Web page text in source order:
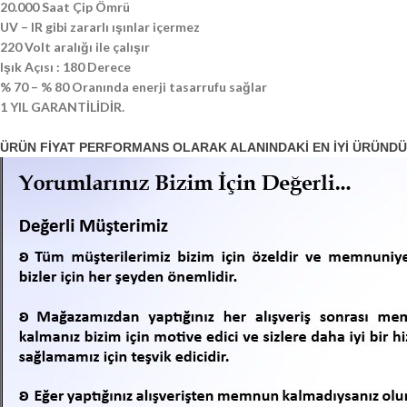
20.000 Saat Çip Ömrü
UV – IR gibi zararlı ışınlar içermez
220 Volt aralığı ile çalışır
Işık Açısı : 180 Derece
% 70 – % 80 Oranında enerji tasarrufu sağlar
1 YIL GARANTİLİDİR.
ÜRÜN FİYAT PERFORMANS OLARAK ALANINDAKİ EN İYİ